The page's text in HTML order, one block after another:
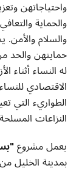
واحتياجاتهن
والحماية
والسلام
حمايتهن والحد
له النساء أثناء
الاقتصادي
الطواريء التي
النزاعات
يعمل مشروع"
بمدينة الخليل